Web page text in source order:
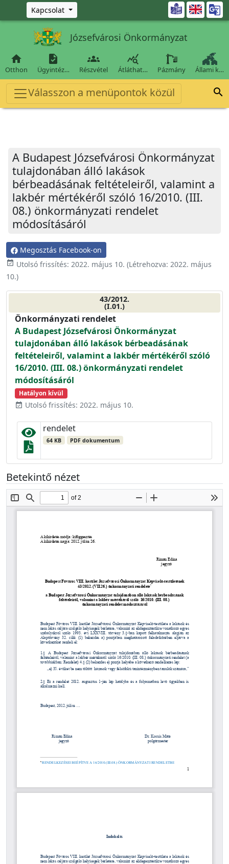
Ugrás a fő tartalomra
Kapcsolat 
Józsefvárosi Önkormányzat

Otthon

Ügyintéz…

Részvétel

Átláthat… Pázmány Állami k…
Válasszon a menüpontok közül 
A Budapest Józsefvárosi Önkormányzat
tulajdonában álló lakások
bérbeadásának feltételeiről, valamint a
lakbér mértékéről szóló 16/2010. (III.
08.) önkormányzati rendelet
módosításáról
Megosztás Facebook-on
event_available Utolsó frissítés: 2022. május 10. (Létrehozva: 2022. május
10.)
43/2012.
(I.01.)
Önkormányzati rendelet
A Budapest Józsefvárosi Önkormányzat
tulajdonában álló lakások bérbeadásának
feltételeiről, valamint a lakbér mértékéről szóló
16/2010. (III. 08.) önkormányzati rendelet
módosításáról
Hatályon kívül
event_available Utolsó frissítés: 2022. május 10.
rendelet
64 KB PDF dokumentum
Betekintő nézet